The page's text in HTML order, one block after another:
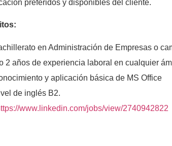
preferidos y disponibles del cliente.
en Administración de Empresas o
2 años de experiencia laboral en cualquier
y aplicación básica de MS Office
de inglés B2.
www.linkedin.com/jobs/view/2740942822